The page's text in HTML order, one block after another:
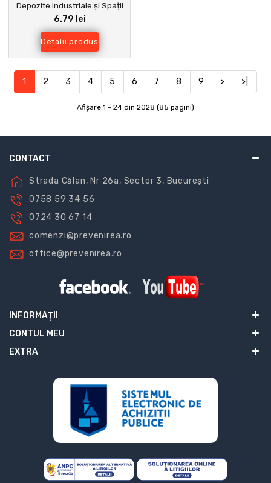
Depozite Industriale și Spații
Comerciale
6.79 lei
Detalii produs
1 2 3 4 5 6 7 8 9 > >|
Afişare 1 - 24 din 2028 (85 pagini)
CONTACT
Strada Călan, Nr 26a, Sector 3, București
0758 59 34 56
0724 30 67 14
comenzi@prevenirea.ro
office@prevenirea.ro
INFORMAŢII
CONTUL MEU
EXTRA